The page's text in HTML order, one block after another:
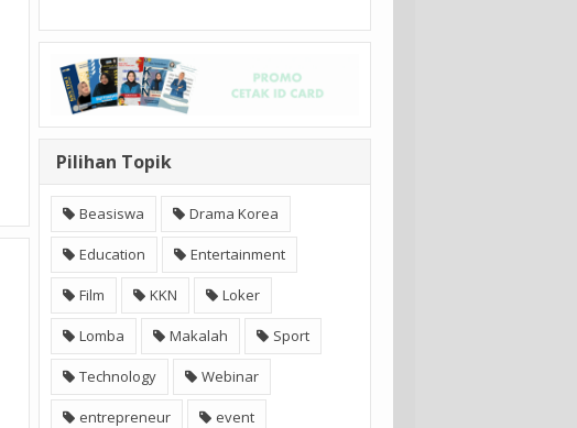
Pilihan Topik
Beasiswa Drama Korea
Education Entertainment
Film KKN Loker
Lomba Makalah Sport
Technology Webinar
entrepreneur event